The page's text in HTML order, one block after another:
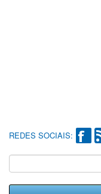
REDES SOCIAIS: